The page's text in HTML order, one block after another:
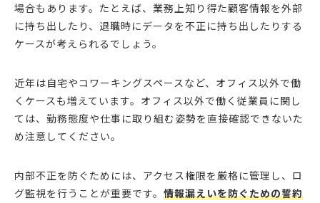
場合もあります。たとえば、業務上知り得た顧客情報を外部
に持ち出したり、退職時にデータを不正に持ち出したりする
ケースが考えられるでしょう。
近年は自宅やコワーキングスペースなど、オフィス以外で働
くケースも増えています。オフィス以外で働く従業員に関し
ては、勤務態度や仕事に取り組む姿勢を直接確認できないた
め注意してください。
内部不正を防ぐためには、アクセス権限を厳格に管理し、ロ
グ監視を行うことが重要です。 情報漏えいを防ぐための誓約